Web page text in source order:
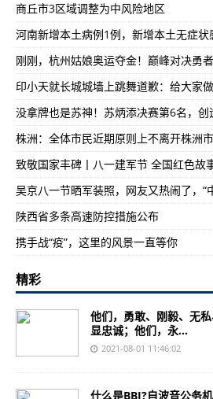
​商丘市3区域调整为中风险地区
河南新增本土病例1例，新增本土无症状
印小天就长城城墙上跳舞道歉：给大家
没拿牌也是苏神！苏炳添决赛第6名，创
株洲：全体市民近期原则上不离开株洲
陕西省多条高速防控措施公布
携手战“疫”，这里的风景一直等你
精彩
他们，勇敢、刚毅、无
显忠诚；他们，永...
2021-08-01 11:46:02
什么是BBJ?自波音公务